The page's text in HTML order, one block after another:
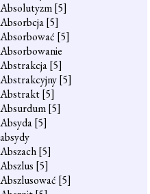
Absolutyzm[5]
Absorbcja[5]
Absorbować [5]
Absorbowanie
Abstrakcja[5]
Abstrakcyjny[5]
Abstrakt[5]
Absurdum[5]
Absyda[5]
absydy
Abszach[5]
Abszlus [5]
Abszlusować [5]